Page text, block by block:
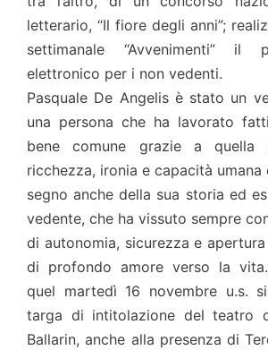
letterario, “Il fiore degli anni”;
settimanale “Avvenimenti” il
elettronico per i non vedenti.
Pasquale De Angelis è stato un
una persona che ha lavorato
bene comune grazie a quella
ricchezza, ironia e capacità umana
segno anche della sua storia ed
vedente, che ha vissuto sempre
di autonomia, sicurezza e
di profondo amore verso la
quel martedì 16 novembre u.s.
targa di intitolazione del teatro
Ballarin, anche alla presenza di